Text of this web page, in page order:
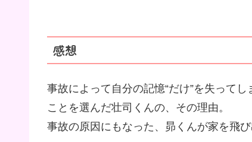
感想
事故によって自分の記憶“だけ”を失って
ことを選んだ壮司くんの、その理由。
事故の原因にもなった、昴くんが家を飛び